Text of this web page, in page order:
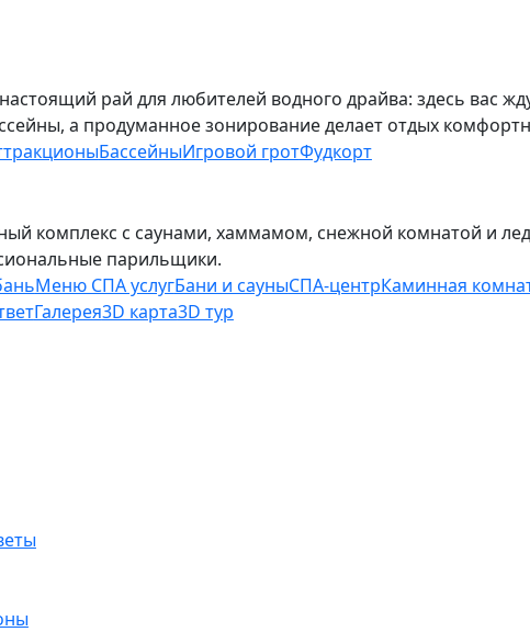
рай для любителей водного драйва: здесь вас
а продуманное зонирование делает отдых
БассейныИгровой гротФудкорт
комплекс с саунами, хаммамом, снежной комнатой и
парильщики.
Меню СПА услугБани и сауныСПА-центрКаминная
Галерея3D карта3D тур